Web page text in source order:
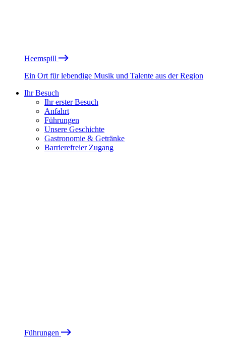
Heemspill
Ein Ort für lebendige Musik und Talente aus der Region
Ihr Besuch
Ihr erster Besuch
Anfahrt
Führungen
Unsere Geschichte
Gastronomie & Getränke
Barrierefreier Zugang
Führungen